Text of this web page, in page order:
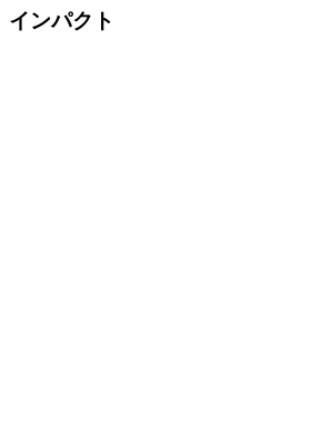
インパクト